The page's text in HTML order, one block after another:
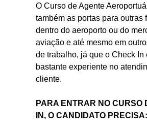
O Curso de Agente
também as portas para outras
dentro do aeroporto ou do
aviação e até mesmo em
de trabalho, já que o Check In
bastante experiente no
cliente.
PARA ENTRAR NO CURSO
IN, O CANDIDATO PRECISA: